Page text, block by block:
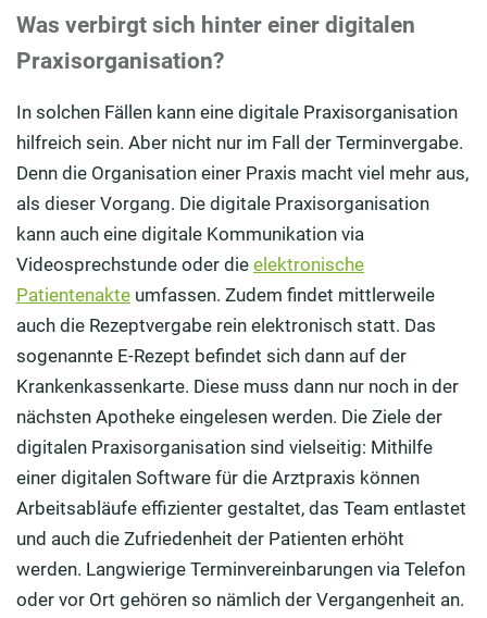
Was verbirgt sich hinter einer digitalen
Praxisorganisation?
In solchen Fällen kann eine digitale Praxisorganisation
hilfreich sein. Aber nicht nur im Fall der Terminvergabe.
Denn die Organisation einer Praxis macht viel mehr aus,
als dieser Vorgang. Die digitale Praxisorganisation
kann auch eine digitale Kommunikation via
Videosprechstunde oder die elektronische
Patientenakte umfassen. Zudem findet mittlerweile
auch die Rezeptvergabe rein elektronisch statt. Das
sogenannte E-Rezept befindet sich dann auf der
Krankenkassenkarte. Diese muss dann nur noch in der
nächsten Apotheke eingelesen werden. Die Ziele der
digitalen Praxisorganisation sind vielseitig: Mithilfe
einer digitalen Software für die Arztpraxis können
Arbeitsabläufe effizienter gestaltet, das Team entlastet
und auch die Zufriedenheit der Patienten erhöht
werden. Langwierige Terminvereinbarungen via Telefon
oder vor Ort gehören so nämlich der Vergangenheit an.